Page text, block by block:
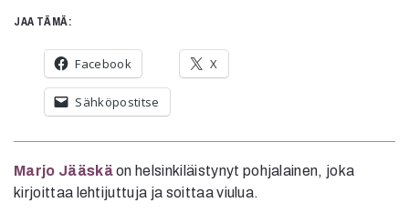
JAA TÄMÄ:
Facebook X
Sähköpostitse
Marjo Jääskäon helsinkiläistynyt pohjalainen, joka
kirjoittaa lehtijuttuja ja soittaa viulua.